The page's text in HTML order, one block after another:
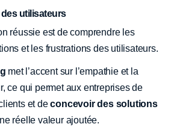
utilisateurs
réussie est de comprendre les
et les frustrations des utilisateurs.
met l’accent sur l’empathie et la
ce qui permet aux entreprises de
et deconcevoir des solutions
réelle valeur ajoutée.